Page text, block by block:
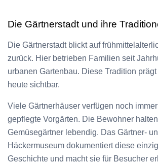
Die Gärtnerstadt und ihre
Die Gärtnerstadt blickt auf
zurück. Hier betrieben Familien seit
urbanen Gartenbau. Diese Tradition
heute sichtbar.
Viele Gärtnerhäuser verfügen noch immer
gepflegte Vorgärten. Die Bewohner
Gemüsegärtner lebendig. Das Gärtner-
Häckermuseum dokumentiert diese
Geschichte und macht sie für Besucher